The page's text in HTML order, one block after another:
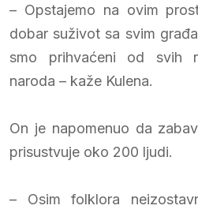
– Opstajemo na ovim
dobar suživot sa svim
smo prihvaćeni od svih
naroda – kaže Kulena.
On je napomenuo da
prisustvuje oko 200 ljudi.
– Osim folklora